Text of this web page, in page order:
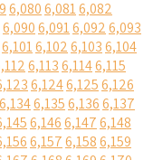
6,0806,0816,082
6,0906,0916,0926,093
6,1016,1026,1036,104
6,1136,1146,115
6,1246,1256,126
6,1346,1356,1366,137
6,1466,1476,148
6,1576,1586,159